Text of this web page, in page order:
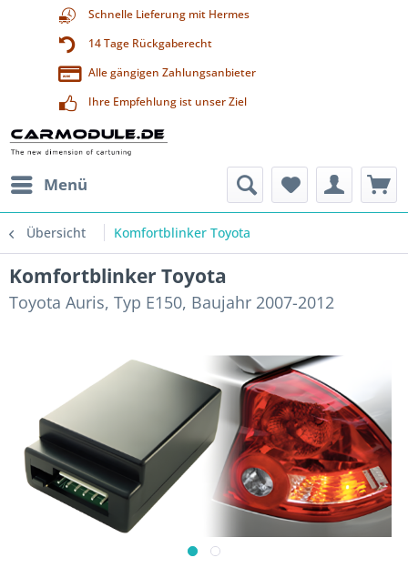
Schnelle Lieferung mit Hermes
14 Tage Rückgaberecht
Alle gängigen Zahlungsanbieter
Ihre Empfehlung ist unser Ziel
Menü
Übersicht Komfortblinker Toyota
Komfortblinker Toyota
Toyota Auris, Typ E150, Baujahr 2007-2012